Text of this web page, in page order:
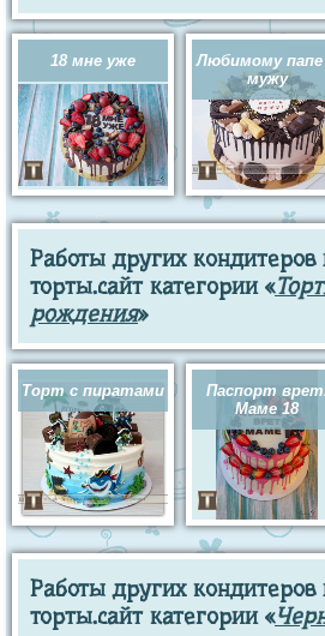
18 мне уже
Любимому папе
мужу
Работы других кондитеров
торты.сайт категории «
рождения»
Торт с пиратами
Паспорт
Маме 18
Работы других кондитеров
торты.сайт категории «